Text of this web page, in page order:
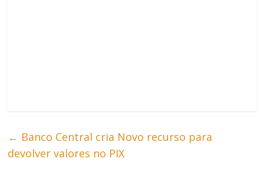
← Banco Central cria Novo recurso para
devolver valores no PIX